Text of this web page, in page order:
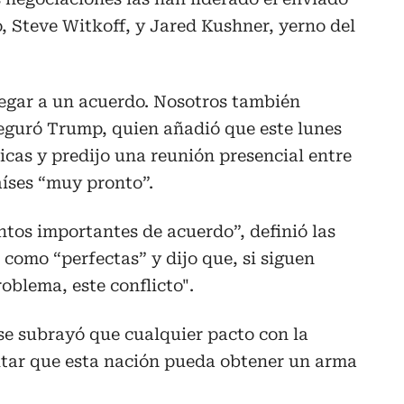
Steve Witkoff, y Jared Kushner, yerno del
a un acuerdo. Nosotros también
Trump, quien añadió que este lunes
y predijo una reunión presencial entre
“muy pronto”.
importantes de acuerdo”, definió las
“perfectas” y dijo que, si siguen
este conflicto".
subrayó que cualquier pacto con la
que esta nación pueda obtener un arma